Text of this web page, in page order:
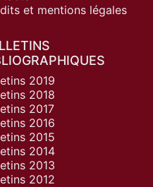
et mentions légales
2019
2018
2017
2016
2015
2014
2013
2012